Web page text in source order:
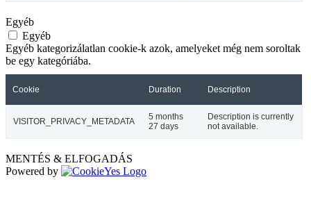
Egyéb
Egyéb
Egyéb kategorizálatlan cookie-k azok, amelyeket még nem soroltak
be egy kategóriába.
Cookie Duration Description
VISITOR_PRIVACY_METADATA
5 months
27 days
Description is currently
not available.
MENTÉS & ELFOGADÁS
Powered by